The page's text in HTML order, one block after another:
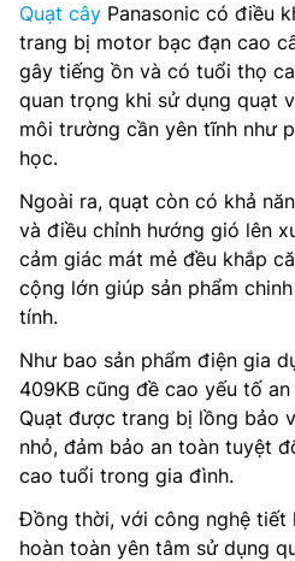
Quạt cây Panasonic có điều
trang bị motor bạc đạn cao
gây tiếng ồn và có tuổi thọ
quan trọng khi sử dụng quạt
môi trường cần yên tĩnh như
học.
Ngoài ra, quạt còn có khả
và điều chỉnh hướng gió lên
cảm giác mát mẻ đều khắp
cộng lớn giúp sản phẩm
tính.
Như bao sản phẩm điện gia
409KB cũng đề cao yếu tố
Quạt được trang bị lồng bảo
nhỏ, đảm bảo an toàn tuyệt
cao tuổi trong gia đình.
Đồng thời, với công nghệ tiết
hoàn toàn yên tâm sử dụng